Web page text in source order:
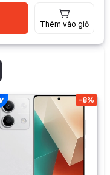
Thêm vào giỏ